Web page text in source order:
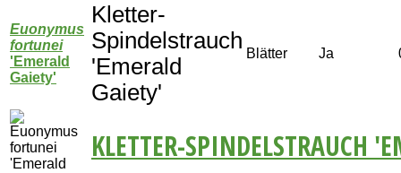
Euonymus
fortunei
'Emerald
Gaiety'
Kletter-
Spindelstrauch
'Emerald
Gaiety'
Blätter Ja
KLETTER-SPINDELSTRAUCH